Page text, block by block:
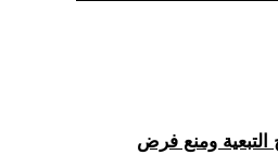
التبعية ومنع فرض